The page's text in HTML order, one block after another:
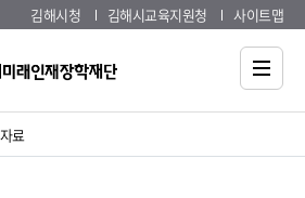
김해시청 김해시교육지원청 사이트맵
료